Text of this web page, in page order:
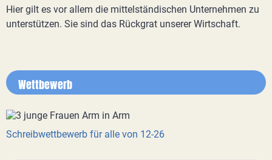
Hier gilt es vor allem die mittelständischen Unternehmen zu
unterstützen. Sie sind das Rückgrat unserer Wirtschaft.
Wettbewerb
Schreibwettbewerb für alle von 12-26